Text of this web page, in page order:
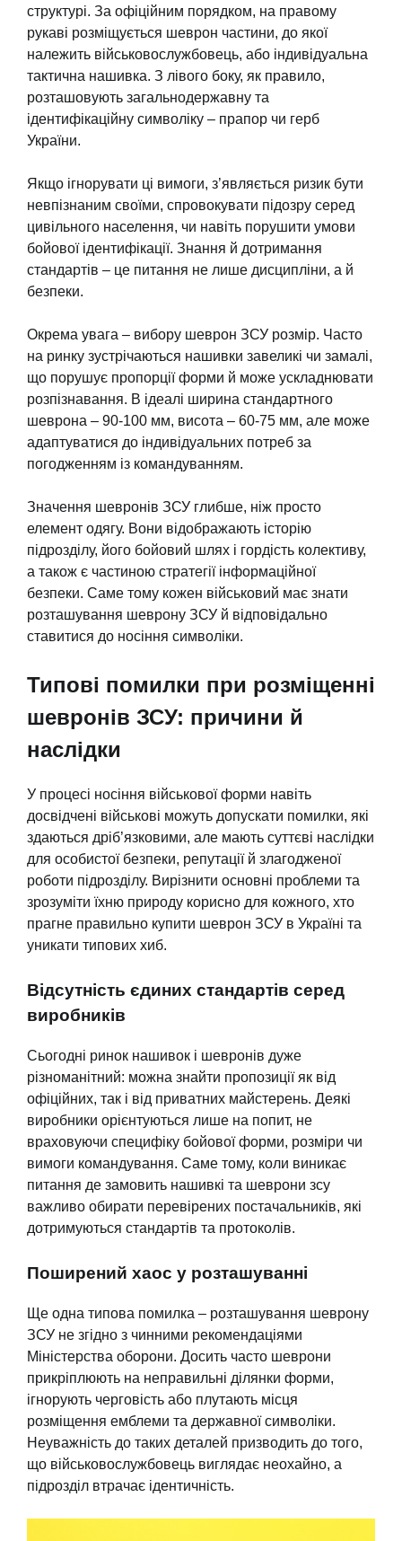
структурі. За офіційним порядком, на правому
рукаві розміщується шеврон частини, до якої
належить військовослужбовець, або індивідуальна
тактична нашивка. З лівого боку, як правило,
розташовують загальнодержавну та
ідентифікаційну символіку – прапор чи герб
України.
Якщо ігнорувати ці вимоги, з’являється ризик бути
невпізнаним своїми, спровокувати підозру серед
цивільного населення, чи навіть порушити умови
бойової ідентифікації. Знання й дотримання
стандартів – це питання не лише дисципліни, а й
безпеки.
Окрема увага – вибору шеврон ЗСУ розмір. Часто
на ринку зустрічаються нашивки завеликі чи замалі,
що порушує пропорції форми й може ускладнювати
розпізнавання. В ідеалі ширина стандартного
шеврона – 90-100 мм, висота – 60-75 мм, але може
адаптуватися до індивідуальних потреб за
погодженням із командуванням.
Значення шевронів ЗСУ глибше, ніж просто
елемент одягу. Вони відображають історію
підрозділу, його бойовий шлях і гордість колективу,
а також є частиною стратегії інформаційної
безпеки. Саме тому кожен військовий має знати
розташування шеврону ЗСУ й відповідально
ставитися до носіння символіки.
Типові помилки при розміщенні
шевронів ЗСУ: причини й
наслідки
У процесі носіння військової форми навіть
досвідчені військові можуть допускати помилки, які
здаються дріб’язковими, але мають суттєві наслідки
для особистої безпеки, репутації й злагодженої
роботи підрозділу. Вирізнити основні проблеми та
зрозуміти їхню природу корисно для кожного, хто
прагне правильно купити шеврон ЗСУ в Україні та
уникати типових хиб.
Відсутність єдиних стандартів серед
виробників
Сьогодні ринок нашивок і шевронів дуже
різноманітний: можна знайти пропозиції як від
офіційних, так і від приватних майстерень. Деякі
виробники орієнтуються лише на попит, не
враховуючи специфіку бойової форми, розміри чи
вимоги командування. Саме тому, коли виникає
питання де замовить нашивкі та шеврони зсу
важливо обирати перевірених постачальників, які
дотримуються стандартів та протоколів.
Поширений хаос у розташуванні
Ще одна типова помилка – розташування шеврону
ЗСУ не згідно з чинними рекомендаціями
Міністерства оборони. Досить часто шеврони
прикріплюють на неправильні ділянки форми,
ігнорують черговість або плутають місця
розміщення емблеми та державної символіки.
Неуважність до таких деталей призводить до того,
що військовослужбовець виглядає неохайно, а
підрозділ втрачає ідентичність.